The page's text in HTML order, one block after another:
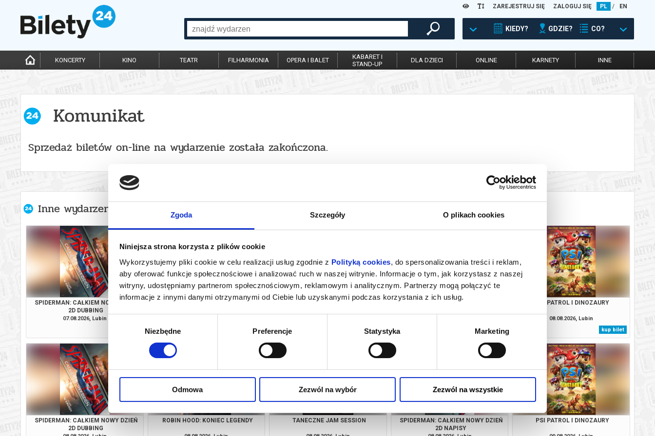
Zgoda Szczegóły O plikach cookies
Niniejsza strona korzysta z plików cookie
Wykorzystujemy pliki cookie w celu realizacji usług zgodnie z Polityką cookies, do spersonalizowania treści i reklam,
aby oferować funkcje społecznościowe i analizować ruch w naszej witrynie. Informacje o tym, jak korzystasz z naszej
witryny, udostępniamy partnerom społecznościowym, reklamowym i analitycznym. Partnerzy mogą połączyć te
informacje z innymi danymi otrzymanymi od Ciebie lub uzyskanymi podczas korzystania z ich usług.
Niezbędne Preferencje Statystyka Marketing
Odmowa Zezwól na wybór Zezwól na wszystkie
ZAREJESTRUJ SIĘ ZALOGUJ SIĘ PL / EN
KIEDY? GDZIE? CO?
KONCERTY KINO TEATR FILHARMONIA OPERA I BALET
KABARET I
STAND-UP
DLA DZIECI ONLINE KARNETY INNE
Komunikat
Sprzedaż biletów on-line na wydarzenie została zakończona.
Inne wydarzenia organizatora
SPIDERMAN: CAŁKIEM NOWY DZIEŃ
2D DUBBING
07.08.2026, Lubin
PSI PATROL I DINOZAURY
kup bilet
GORZKIE ŚWIĘTA
kup bilet
SPIDERMAN: CAŁKIEM NOWY DZIEŃ
kup bilet
PSI PATROL I DINOZAURY
08.08.2026, Lubin
kup bilet
SPIDERMAN: CAŁKIEM NOWY DZIEŃ
2D DUBBING
ROBIN HOOD: KONIEC LEGENDY TANECZNE JAM SESSION
SPIDERMAN: CAŁKIEM NOWY DZIEŃ
2D NAPISY
PSI PATROL I DINOZAURY